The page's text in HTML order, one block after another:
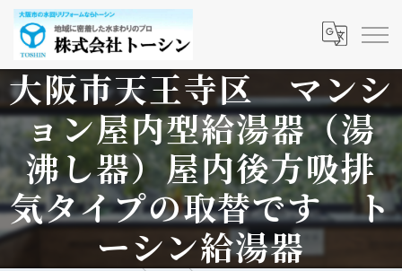
大阪市天王寺区 マンシ
ョン屋内型給湯器（湯
沸し器）屋内後方吸排
気タイプの取替です ト
ーシン給湯器